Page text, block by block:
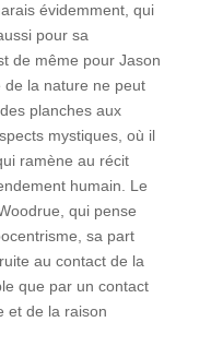
évidemment, qui
pour sa
de même pour Jason
de la nature ne peut
planches aux
mystiques, où il
ramène au récit
humain. Le
qui pense
sa part
au contact de la
que par un contact
et de la raison